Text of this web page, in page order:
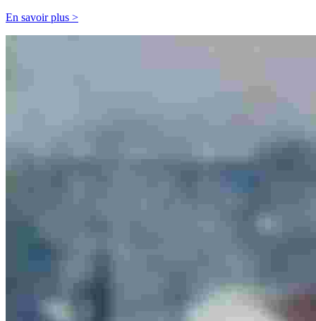
En savoir plus >